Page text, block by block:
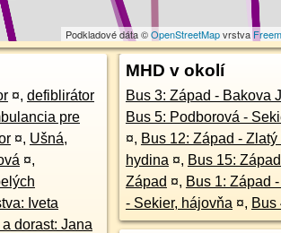
Podkladové dáta ©OpenStreetMapvrstva
¤, defiblirátor
pre
¤, Ušná,
¤,
Iveta
dorast: Jana
MHD v okolí
Bus 3: Západ - Bakova
Bus 5: Podborová -
¤, Bus 12: Západ - Zlatý
hydina ¤, Bus 15:
Západ ¤, Bus 1: Západ
- Sekier, hájovňa ¤, Bus